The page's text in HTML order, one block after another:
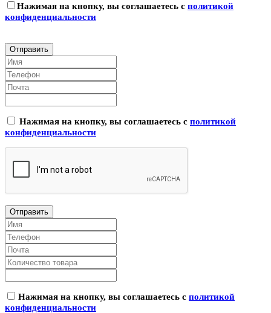
Нажимая на кнопку, вы соглашаетесь с политикой
конфиденциальности
Нажимая на кнопку, вы соглашаетесь с политикой
конфиденциальности
Нажимая на кнопку, вы соглашаетесь с политикой
конфиденциальности